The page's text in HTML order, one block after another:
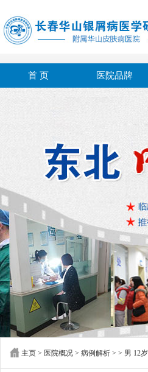
首 页 医院品牌
主页 > 医院概况 > 病例解析 > > 男 12